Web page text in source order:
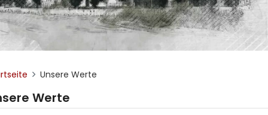
Unsere Werte
Werte